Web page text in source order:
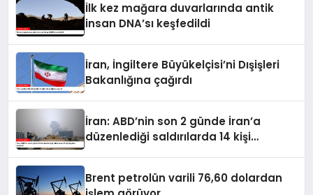
İlk kez mağara duvarlarında antik
insan DNA’sı keşfedildi
İran, İngiltere Büyükelçisi’ni Dışişleri
Bakanlığına çağırdı
İran: ABD’nin son 2 günde İran’a
düzenlediği saldırılarda 14 kişi
Brent petrolün varili 76,60 dolardan